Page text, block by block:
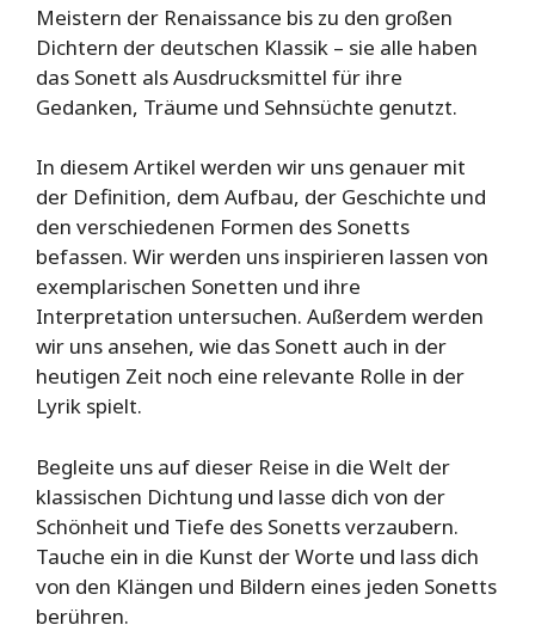
Meistern der Renaissance bis zu den großen
Dichtern der deutschen Klassik – sie alle haben
das Sonett als Ausdrucksmittel für ihre
Gedanken, Träume und Sehnsüchte genutzt.
In diesem Artikel werden wir uns genauer mit
der Definition, dem Aufbau, der Geschichte und
den verschiedenen Formen des Sonetts
befassen. Wir werden uns inspirieren lassen von
exemplarischen Sonetten und ihre
Interpretation untersuchen. Außerdem werden
wir uns ansehen, wie das Sonett auch in der
heutigen Zeit noch eine relevante Rolle in der
Lyrik spielt.
Begleite uns auf dieser Reise in die Welt der
klassischen Dichtung und lasse dich von der
Schönheit und Tiefe des Sonetts verzaubern.
Tauche ein in die Kunst der Worte und lass dich
von den Klängen und Bildern eines jeden Sonetts
berühren.